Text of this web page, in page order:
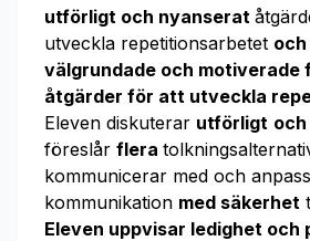
utförligt och nyanserat
utveckla repetitionsarbetet och
välgrundade och motiverade
åtgärder för att utveckla
Eleven diskuterar utförligt
föreslår flera
kommunicerar med och
kommunikation med säkerhet
Eleven uppvisar ledighet och